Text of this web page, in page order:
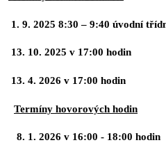
1. 9. 2025 8:30 – 9:40 úvodní
13. 10. 2025 v 17:00 hodin
13. 4. 2026 v 17:00 hodin
Termíny hovorových hodin
8. 1. 2026 v 16:00 - 18:00 hodin